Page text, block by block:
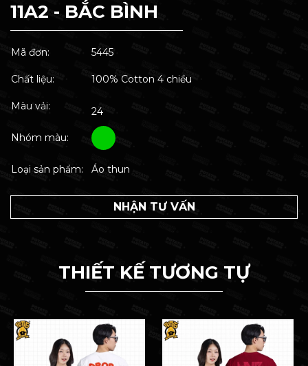
11A2 - BẮC BÌNH
Mã đơn: 5445
Chất liệu: 100% Cotton 4 chiều
Màu vải: 24
Nhóm màu:
Loại sản phẩm: Áo thun
NHẬN TƯ VẤN
THIẾT KẾ TƯƠNG TỰ